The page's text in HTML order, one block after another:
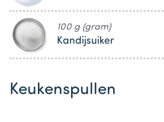
100 g (gram)
Kandijsuiker
Keukenspullen